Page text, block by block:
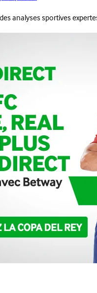
analyses sportives